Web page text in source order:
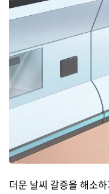
더운 날씨 갈증을 해소